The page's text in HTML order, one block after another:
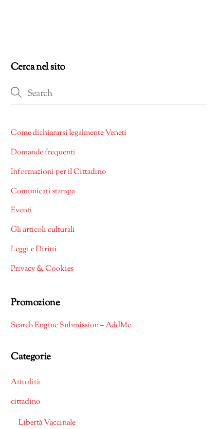
Cerca nel sito
Come dichiararsi legalmente Veneti
Domande frequenti
Informazioni per il Cittadino
Comunicati stampa
Eventi
Gli articoli culturali
Leggi e Diritti
Privacy & Cookies
Promozione
Search Engine Submission – AddMe
Categorie
Attualità
cittadino
Libertà Vaccinale